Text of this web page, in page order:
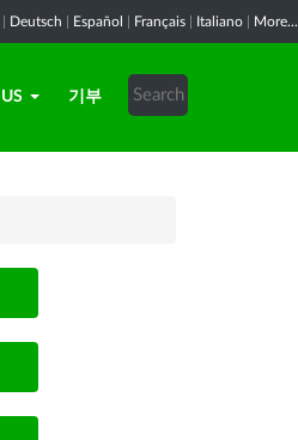
Deutsch Español Français Italiano More...
기부